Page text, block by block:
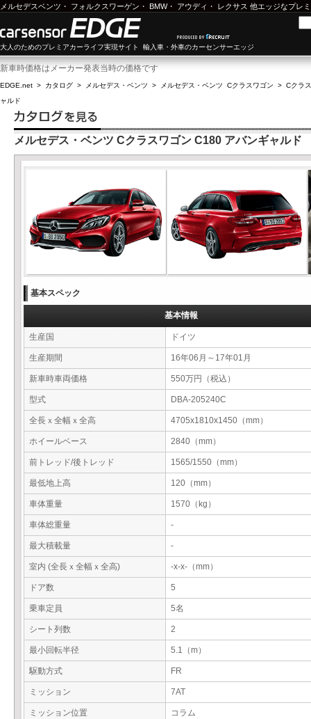
メルセデスベンツ ・ フォルクスワーゲン ・ BMW・ アウディ ・ レクサス 他エッジなプレ
大人のためのプレミアカーライフ実現サイト 輸入車・外車のカーセンサーエッジ
新車時価格はメーカー発表当時の価格です
EDGE.net > カタログ > メルセデス・ベンツ > メルセデス・ベンツ Cクラスワゴン > Cクラ
ャルド
メルセデス・ベンツ Cクラスワゴン C180 アバンギャルド
基本スペック
基本情報
生産国 ドイツ
生産期間 16年06月～17年01月
新車時車両価格 550万円（税込）
型式 DBA-205240C
全長ｘ全幅ｘ全高 4705x1810x1450（mm）
ホイールベース 2840（mm）
前トレッド/後トレッド 1565/1550（mm）
最低地上高 120（mm）
車体重量 1570（kg）
車体総重量 -
最大積載量 -
室内 (全長ｘ全幅ｘ全高) -x-x-（mm）
ドア数 5
乗車定員 5名
シート列数 2
最小回転半径 5.1（m）
駆動方式 FR
ミッション 7AT
ミッション位置 コラム